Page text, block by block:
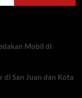
Mobil di
di San Juan dan Kota